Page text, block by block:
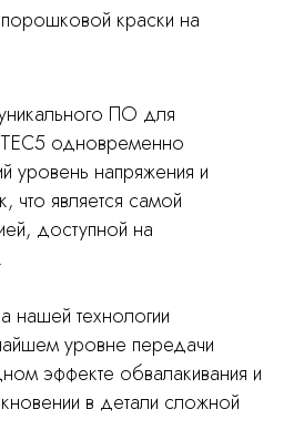
краски на
ПО для
одновременно
уровень напряжения и
что является самой
доступной на
технологии
уровне передачи
эффекте обвалакивания и
в детали сложной